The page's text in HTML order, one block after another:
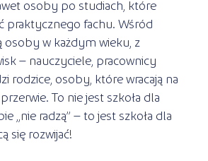
osoby po studiach, które
praktycznego fachu. Wśród
osoby w każdym wieku, z
– nauczyciele, pracownicy
rodzice, osoby, które wracają na
To nie jest szkoła dla
„nie radzą” – to jest szkoła dla
się rozwijać!